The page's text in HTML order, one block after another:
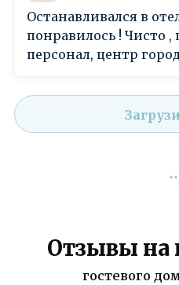
Останавливался в
понравилось ! Чисто
персонал, центр
Отзывы на
гостевого